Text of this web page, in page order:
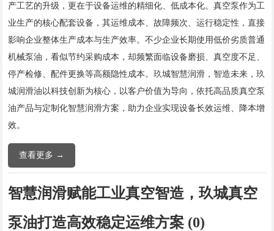
产工艺的升级，更在于设备运维的精细化、低成本化。真空泵作为工
业生产的核心配套设备，其运维成本、故障频次、运行稳定性，直接
影响企业整体生产成本与生产效率。不少企业长期使用低价劣质普通
机械泵油，看似节约采购成本，却频繁面临设备磨损、真空度不足、
停产检修、配件更换等高额隐性成本。玖城智慧润滑，智造未来，玖
城润滑油以科技创新为核心，以客户价值为导向，依托高品质真空泵
油产品与定制化智慧润滑方案，助力企业实现设备长效运维、降本增
效。
查看更多 →
智慧润滑赋能工业真空智造，玖城真空
泵油打造高效稳定运维方案 (0)